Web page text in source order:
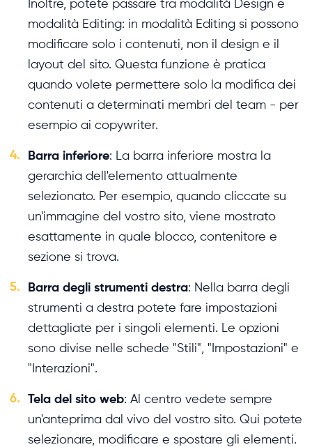
Inoltre, potete passare tra modalità Design e
modalità Editing: in modalità Editing si possono
modificare solo i contenuti, non il design e il
layout del sito. Questa funzione è pratica
quando volete permettere solo la modifica dei
contenuti a determinati membri del team - per
esempio ai copywriter.
4. Barra inferiore: La barra inferiore mostra la
gerarchia dell'elemento attualmente
selezionato. Per esempio, quando cliccate su
un'immagine del vostro sito, viene mostrato
esattamente in quale blocco, contenitore e
sezione si trova.
5. Barra degli strumenti destra: Nella barra degli
strumenti a destra potete fare impostazioni
dettagliate per i singoli elementi. Le opzioni
sono divise nelle schede "Stili", "Impostazioni" e
"Interazioni".
6. Tela del sito web: Al centro vedete sempre
un'anteprima dal vivo del vostro sito. Qui potete
selezionare, modificare e spostare gli elementi.